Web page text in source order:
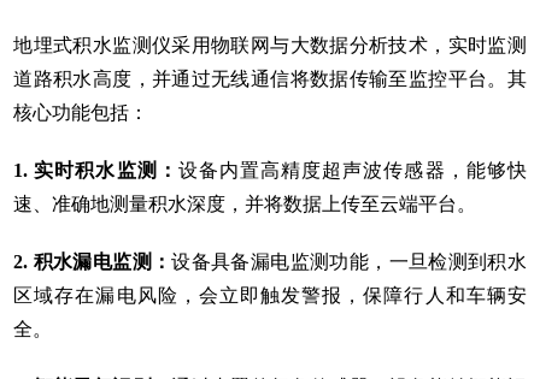
地埋式积水监测仪采用物联网与大数据分析技术，实时监测
道路积水高度，并通过无线通信将数据传输至监控平台。其
核心功能包括：
1. 实时积水监测： 设备内置高精度超声波传感器，能够快
速、准确地测量积水深度，并将数据上传至云端平台。
2. 积水漏电监测：设备具备漏电监测功能，一旦检测到积水
区域存在漏电风险，会立即触发警报，保障行人和车辆安
全。